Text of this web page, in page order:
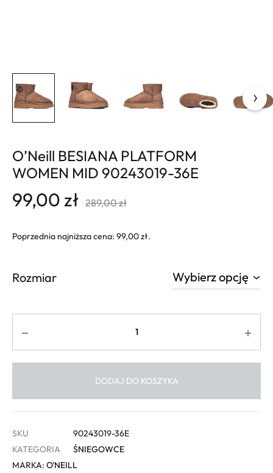
O’Neill BESIANA PLATFORM
WOMEN MID 90243019-36E
99,00zł 289,00zł
Poprzednia najniższa cena: 99,00zł.
Rozmiar
DODAJ DO KOSZYKA
SKU
90243019-36E
KATEGORIA
ŚNIEGOWCE
MARKA: O'NEILL